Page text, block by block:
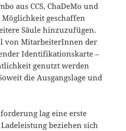
aus CCS, ChaDeMo und
geschaffen
Säule hinzuzufügen.
von MitarbeiterInnen der
Identifikationskarte –
genutzt werden
die Ausgangslage und
lag eine erste
beziehen sich